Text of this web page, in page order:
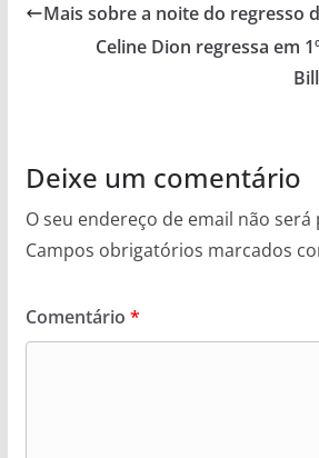
Mais sobre a noite do regresso
Celine Dion regressa em
Deixe um comentário
O seu endereço de email não será
Campos obrigatórios marcados
Comentário *